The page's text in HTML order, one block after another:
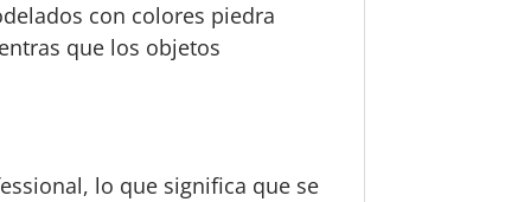
con colores piedra
que los objetos
lo que significa que se